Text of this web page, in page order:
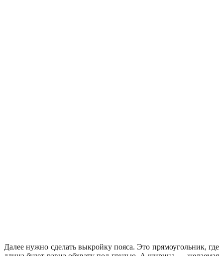
Далее нужно сделать выкройку пояса. Это прямоугольник, где